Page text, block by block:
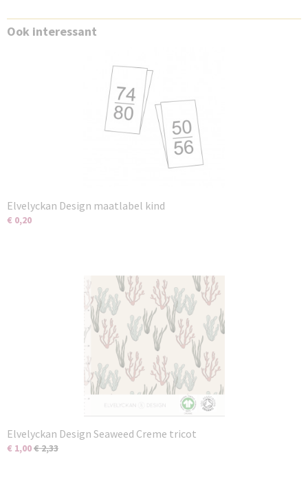
Ook interessant
Elvelyckan Design maatlabel kind
€ 0,20
Elvelyckan Design Seaweed Creme tricot
€ 1,00€ 2,33